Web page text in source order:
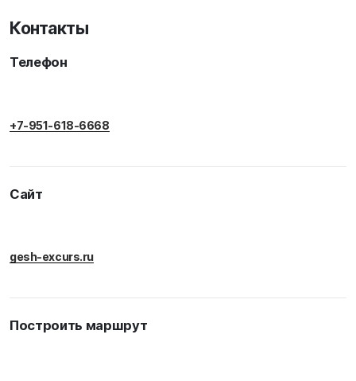
Контакты
Телефон
+7-951-618-6668
Сайт
gesh-excurs.ru
Построить маршрут